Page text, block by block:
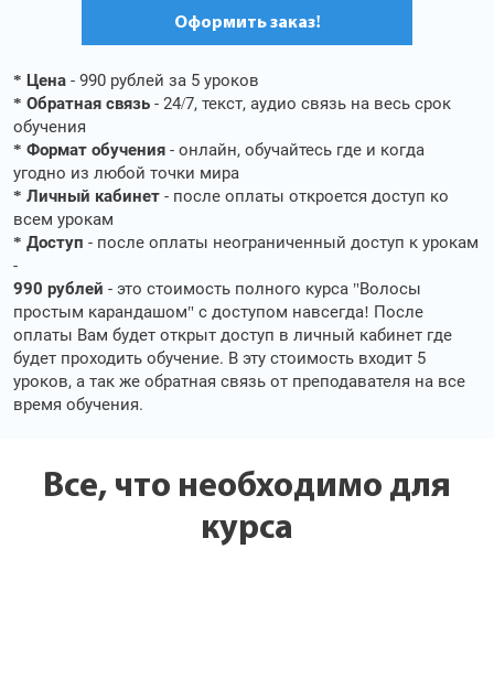
Оформить заказ!
* Цена - 990 рублей за 5 уроков
* Обратная связь - 24/7, текст, аудио связь на весь срок
обучения
* Формат обучения - онлайн, обучайтесь где и когда
угодно из любой точки мира
* Личный кабинет - после оплаты откроется доступ ко
всем урокам
* Доступ - после оплаты неограниченный доступ к урокам
-
990 рублей - это стоимость полного курса "Волосы
простым карандашом" с доступом навсегда! После
оплаты Вам будет открыт доступ в личный кабинет где
будет проходить обучение. В эту стоимость входит 5
уроков, а так же обратная связь от преподавателя на все
время обучения.
Все, что необходимо для
курса